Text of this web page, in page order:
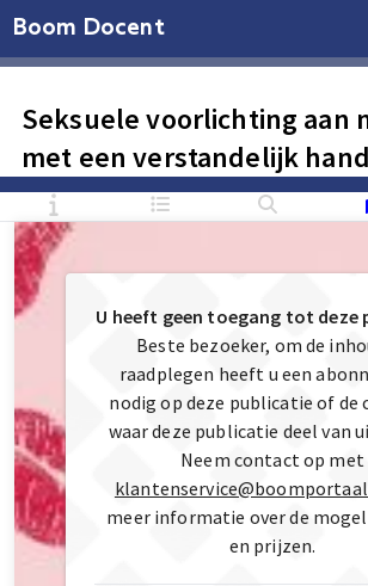
Boom Docent
Seksuele voorlichting aan
met een verstandelijk
U heeft geen toegang tot deze
Beste bezoeker, om de
raadplegen heeft u een
nodig op deze publicatie of de
waar deze publicatie deel van
Neem contact op met
meer informatie over de
en prijzen.